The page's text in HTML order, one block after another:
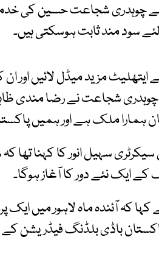
چوہدری شجاعت حسین کی
سود مند ثابت ہوسکتی ہیں۔
ایتھلیٹ مزید میڈل لائیں اور
شجاعت نے رضا مندی
ہمارا ملک ہے اور ہمیں
سہیل انور کا کہنا تھا
ایک نئے دور کا آغاز ہوگا۔
کہ آئندہ ماہ لاہور میں ایک
پاکستان باڈی بلڈنگ فیڈریشن